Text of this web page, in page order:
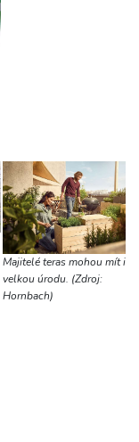
Majitelé teras mohou mít i
velkou úrodu. (Zdroj:
Hornbach)